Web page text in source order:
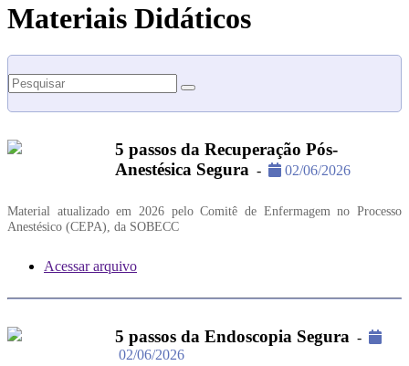
Materiais Didáticos
Pesquisar
5 passos da Recuperação Pós-
Anestésica Segura - 02/06/2026
Material atualizado em 2026 pelo Comitê de Enfermagem no Processo
Anestésico (CEPA), da SOBECC
Acessar arquivo
5 passos da Endoscopia Segura -
02/06/2026